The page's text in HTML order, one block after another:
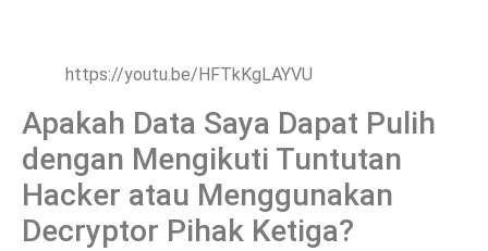
https://youtu.be/HFTkKgLAYVU
Apakah Data Saya Dapat Pulih
dengan Mengikuti Tuntutan
Hacker atau Menggunakan
Decryptor Pihak Ketiga?